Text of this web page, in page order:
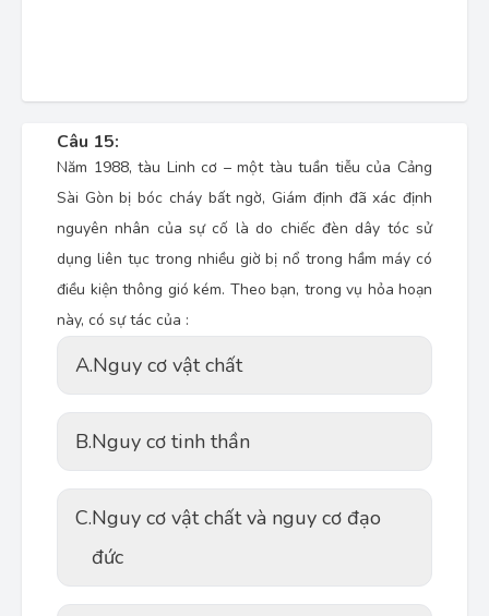
Câu 15:
Năm 1988, tàu Linh cơ – một tàu tuần tiễu của Cảng
Sài Gòn bị bóc cháy bất ngờ, Giám định đã xác định
nguyên nhân của sự cố là do chiếc đèn dây tóc sử
dụng liên tục trong nhiều giờ bị nổ trong hầm máy có
điều kiện thông gió kém. Theo bạn, trong vụ hỏa hoạn
này, có sự tác của :
A.Nguy cơ vật chất
B.Nguy cơ tinh thần
C.Nguy cơ vật chất và nguy cơ đạo
đức